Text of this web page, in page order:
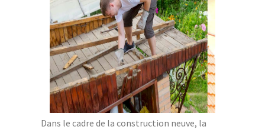
Dans le cadre de la construction neuve, la